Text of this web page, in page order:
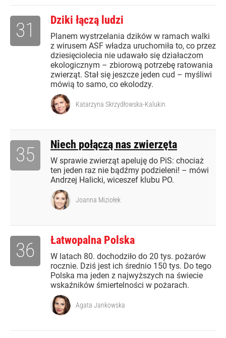
Dziki łączą ludzi
Planem wystrzelania dzików w ramach walki
z wirusem ASF władza uruchomiła to, co przez
dziesięciolecia nie udawało się działaczom
ekologicznym – zbiorową potrzebę ratowania
zwierząt. Stał się jeszcze jeden cud – myśliwi
mówią to samo, co ekolodzy.
31
Katarzyna Skrzydłowska-Kalukin
Niech połączą nas zwierzęta
W sprawie zwierząt apeluję do PiS: chociaż
ten jeden raz nie bądźmy podzieleni! – mówi
Andrzej Halicki, wiceszef klubu PO.
35
Joanna Miziołek
Łatwopalna Polska
W latach 80. dochodziło do 20 tys. pożarów
rocznie. Dziś jest ich średnio 150 tys. Do tego
Polska ma jeden z najwyższych na świecie
wskaźników śmiertelności w pożarach.
36
Agata Jankowska